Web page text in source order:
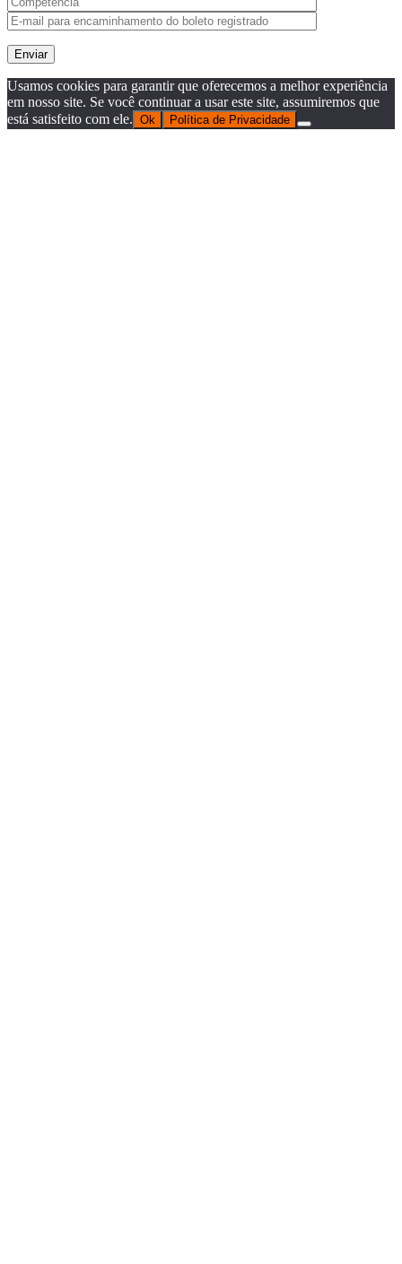
Usamos cookies para garantir que oferecemos a melhor experiência
em nosso site. Se você continuar a usar este site, assumiremos que
está satisfeito com ele. Ok Política de Privacidade